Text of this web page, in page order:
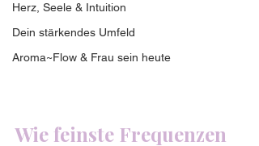
Herz, Seele & Intuition
Dein stärkendes Umfeld
Aroma~Flow & Frau sein heute
Wie feinste Frequenzen